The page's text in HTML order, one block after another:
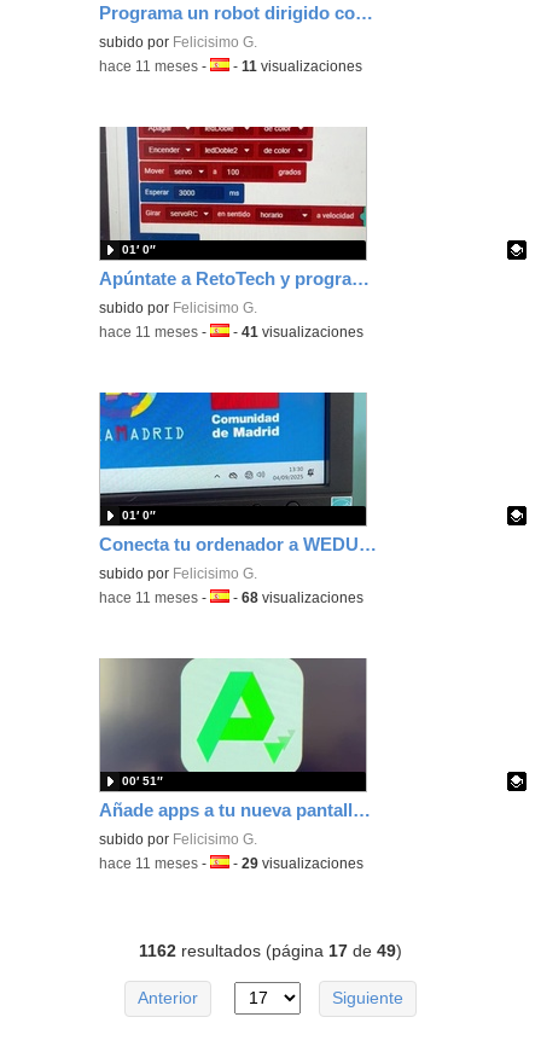
Programa un robot dirigido con Joystickbit que se mueve con motores y un servo para su brazo con MakeCode y la placa Nezha
Contenido educativo.
subido por Felicisimo G.
-hace 11 meses -Idioma:
-11 visualizaciones
Apúntate a RetoTech y programa un proyecto con Bitbloq tu BQ Zum Kit junior
Contenido educativo.
subido por Felicisimo G.
01′ 0″
-hace 11 meses -Idioma:
-41 visualizaciones
Conecta tu ordenador a WEDU_PRIM y olvídate de tener que meter tu usuario y contraseña todos los días
Contenido educativo.
subido por Felicisimo G.
01′ 0″
-hace 11 meses -Idioma:
-68 visualizaciones
Añade apps a tu nueva pantalla táctil Dahoa con Apkpure
Contenido educativo.
subido por Felicisimo G.
00′ 51″
-hace 11 meses -Idioma:
-29 visualizaciones
1162resultados (página 17de 49)
Anterior Siguiente